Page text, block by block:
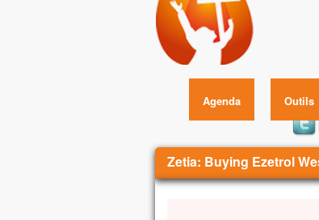
Agenda Outils
Vous êtes ici
Zetia: Buying Ezetrol